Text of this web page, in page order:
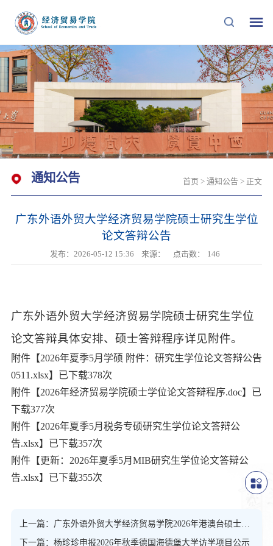
通知公告 首页 >通知公告 > 正文
广东外语外贸大学经济贸易学院硕士研究生学位
论文答辩公告
发布：2026-05-12 15:36 来源： 点击数： 146
广东外语外贸大学经济贸易学院硕士研究生学位
论文答辩具体安排、硕士答辩程序详见附件。
附件【2026年夏季5月学硕 附件：研究生学位论文答辩公告
0511.xlsx】已下载378次
附件【2026年经济贸易学院硕士学位论文答辩程序.doc】已
下载377次
附件【2026年夏季5月税务专硕研究生学位论文答辩公
告.xlsx】已下载357次
附件【更新：2026年夏季5月MIB研究生学位论文答辩公
告.xlsx】已下载355次
上一篇：广东外语外贸大学经济贸易学院2026年港澳台硕士研究生复试实施细则
下一篇：杨珍珍申报2026年秋季德国海德堡大学访学项目公示